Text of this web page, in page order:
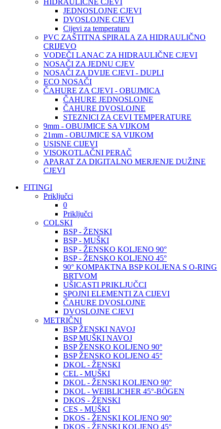
HIDRAULIČNE CJEVI
JEDNOSLOJNE CJEVI
DVOSLOJNE CJEVI
Cijevi za temperaturu
PVC ZAŠTITNA SPIRALA ZA HIDRAULIČNO
CRIJEVO
VODEČI LANAC ZA HIDRAULIČNE CJEVI
NOSAČI ZA JEDNU CJEV
NOSAČI ZA DVIJE CJEVI - DUPLI
ECO NOSAČI
ČAHURE ZA CJEVI - OBUJMICA
ČAHURE JEDNOSLOJNE
ČAHURE DVOSLOJNE
STEZNICI ZA CEVI TEMPERATURE
9mm - OBUJMICE SA VIJKOM
21mm - OBUJMICE SA VIJKOM
USISNE CIJEVI
VISOKOTLAČNI PERAČ
APARAT ZA DIGITALNO MERJENJE DUŽINE
CJEVI
FITINGI
Priključci
0
Priključci
COLSKI
BSP - ŽENSKI
BSP - MUŠKI
BSP - ŽENSKO KOLJENO 90°
BSP - ŽENSKO KOLJENO 45°
90° KOMPAKTNA BSP KOLJENA S O-RING
BRTVOM
UŠICASTI PRIKLJUČCI
SPOJNI ELEMENTI ZA CIJEVI
ČAHURE DVOSLOJNE
DVOSLOJNE CJEVI
METRIČNI
BSP ŽENSKI NAVOJ
BSP MUŠKI NAVOJ
BSP ŽENSKO KOLJENO 90°
BSP ŽENSKO KOLJENO 45°
DKOL - ŽENSKI
CEL - MUŠKI
DKOL - ŽENSKI KOLJENO 90°
DKOL - WEIBLICHER 45°-BÖGEN
DKOS - ŽENSKI
CES - MUŠKI
DKOS - ŽENSKI KOLJENO 90°
DKOS - ŽENSKI KOLJENO 45°